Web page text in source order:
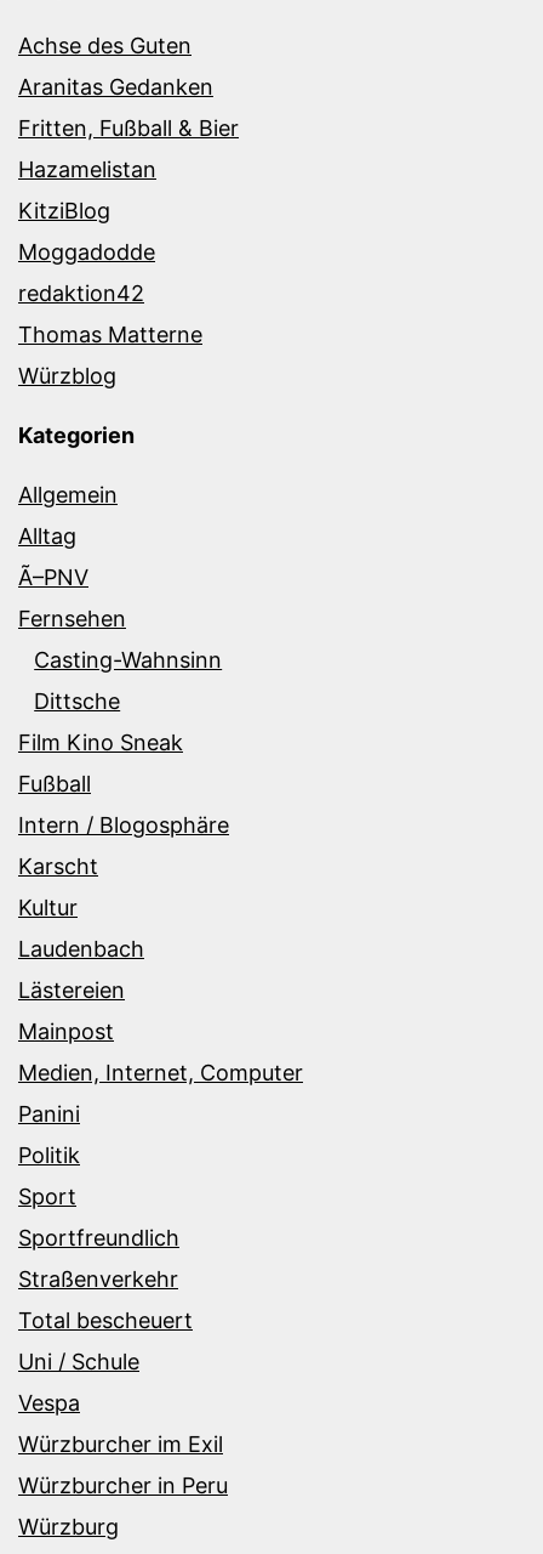
Achse des Guten
Aranitas Gedanken
Fritten, Fußball & Bier
Hazamelistan
KitziBlog
Moggadodde
redaktion42
Thomas Matterne
Würzblog
Kategorien
Allgemein
Alltag
Ã–PNV
Fernsehen
Casting-Wahnsinn
Dittsche
Film Kino Sneak
Fußball
Intern / Blogosphäre
Karscht
Kultur
Laudenbach
Lästereien
Mainpost
Medien, Internet, Computer
Panini
Politik
Sport
Sportfreundlich
Straßenverkehr
Total bescheuert
Uni / Schule
Vespa
Würzburcher im Exil
Würzburcher in Peru
Würzburg